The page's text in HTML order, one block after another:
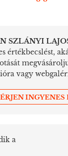
SZLÁNYI
értékbecslést,
vagy
a